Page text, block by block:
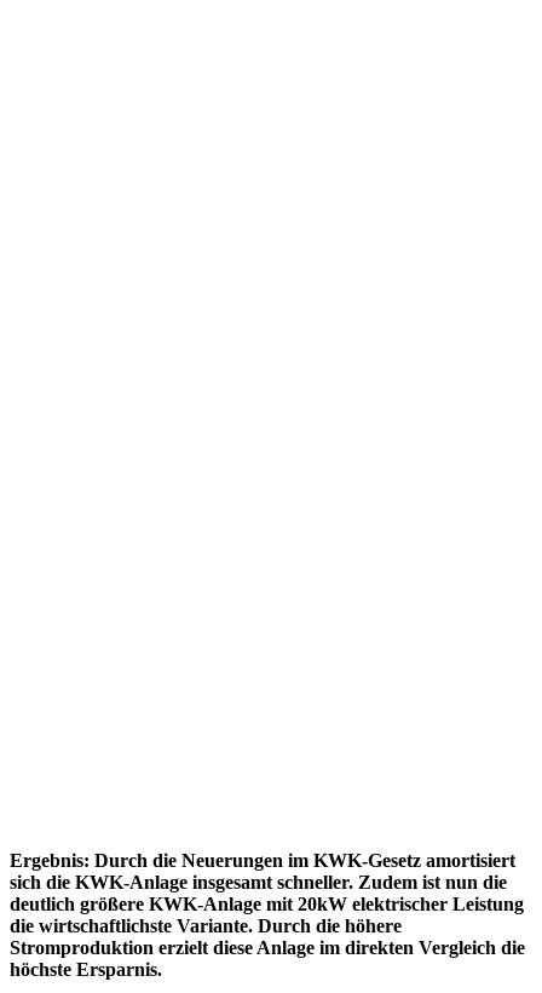
Ergebnis: Durch die Neuerungen im KWK-Gesetz amortisiert
sich die KWK-Anlage insgesamt schneller. Zudem ist nun die
deutlich größere KWK-Anlage mit 20kW elektrischer Leistung
die wirtschaftlichste Variante. Durch die höhere
Stromproduktion erzielt diese Anlage im direkten Vergleich die
höchste Ersparnis.